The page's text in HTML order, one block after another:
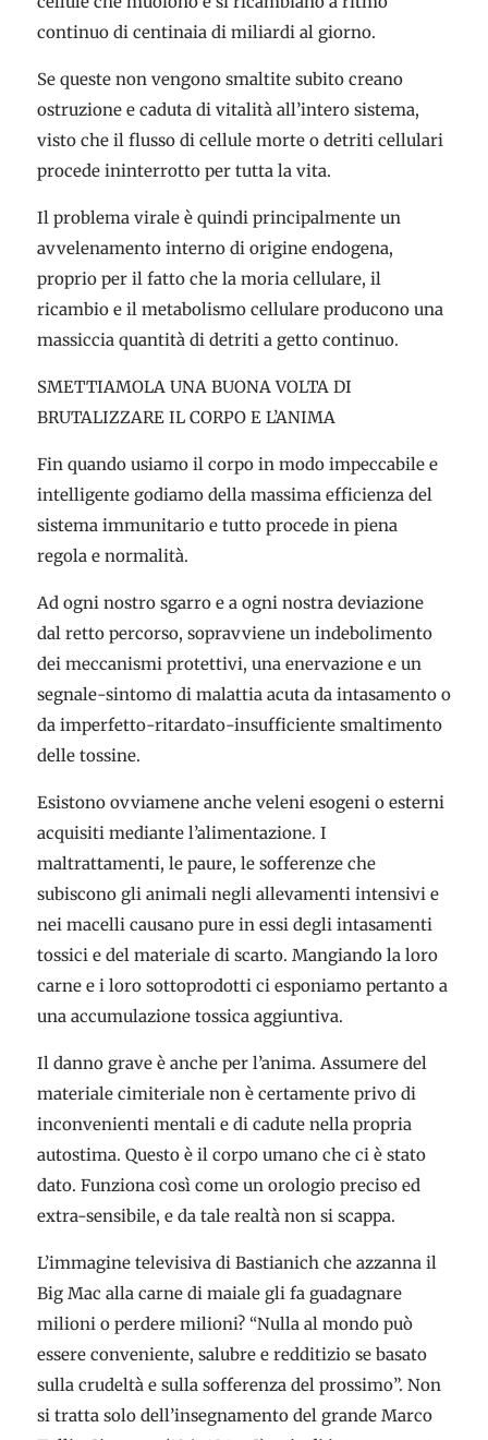
continuo di centinaia di miliardi al giorno.
Se queste non vengono smaltite subito creano
ostruzione e caduta di vitalità all’intero sistema,
visto che il flusso di cellule morte o detriti cellulari
procede ininterrotto per tutta la vita.
Il problema virale è quindi principalmente un
avvelenamento interno di origine endogena,
proprio per il fatto che la moria cellulare, il
ricambio e il metabolismo cellulare producono una
massiccia quantità di detriti a getto continuo.
SMETTIAMOLA UNA BUONA VOLTA DI
BRUTALIZZARE IL CORPO E L’ANIMA
Fin quando usiamo il corpo in modo impeccabile e
intelligente godiamo della massima efficienza del
sistema immunitario e tutto procede in piena
regola e normalità.
Ad ogni nostro sgarro e a ogni nostra deviazione
dal retto percorso, sopravviene un indebolimento
dei meccanismi protettivi, una enervazione e un
segnale-sintomo di malattia acuta da intasamento o
da imperfetto-ritardato-insufficiente smaltimento
delle tossine.
Esistono ovviamene anche veleni esogeni o esterni
acquisiti mediante l’alimentazione. I
maltrattamenti, le paure, le sofferenze che
subiscono gli animali negli allevamenti intensivi e
nei macelli causano pure in essi degli intasamenti
tossici e del materiale di scarto. Mangiando la loro
carne e i loro sottoprodotti ci esponiamo pertanto a
una accumulazione tossica aggiuntiva.
Il danno grave è anche per l’anima. Assumere del
materiale cimiteriale non è certamente privo di
inconvenienti mentali e di cadute nella propria
autostima. Questo è il corpo umano che ci è stato
dato. Funziona così come un orologio preciso ed
extra-sensibile, e da tale realtà non si scappa.
L’immagine televisiva di Bastianich che azzanna il
Big Mac alla carne di maiale gli fa guadagnare
milioni o perdere milioni? “Nulla al mondo può
essere conveniente, salubre e redditizio se basato
sulla crudeltà e sulla sofferenza del prossimo”. Non
si tratta solo dell’insegnamento del grande Marco